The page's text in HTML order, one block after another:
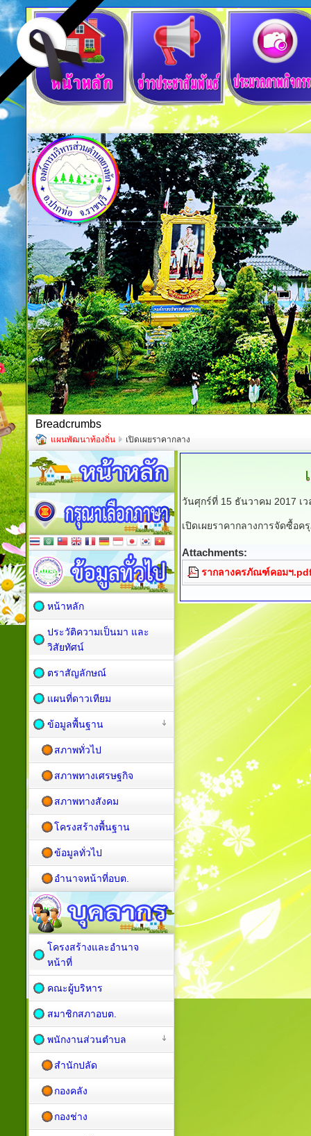
Breadcrumbs
แผนพัฒนาท้องถิ่น เปิดเผยราคากลาง
วันศุกร์ที่ 15 ธันวาคม 2017 เ
เปิดเผยราคากลางการจัดซื้อ
Attachments:
รากลางครภัณฑ์คอมฯ
หน้าหลัก
ประวัติความเป็นมา และ
วิสัยทัศน์
ตราสัญลักษณ์
แผนที่ดาวเทียม
ข้อมูลพื้นฐาน
สภาพทั่วไป
สภาพทางเศรษฐกิจ
สภาพทางสังคม
โครงสร้างพื้นฐาน
ข้อมูลทั่วไป
อำนาจหน้าที่อบต.
โครงสร้างและอำนาจ
หน้าที่
คณะผู้บริหาร
สมาชิกสภาอบต.
พนักงานส่วนตำบล
สำนักปลัด
กองคลัง
กองช่าง